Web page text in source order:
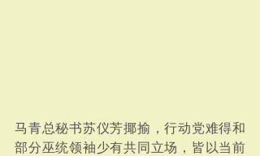
马青总秘书苏仪芳揶揄，行动党难得和
部分巫统领袖少有共同立场，皆以当前